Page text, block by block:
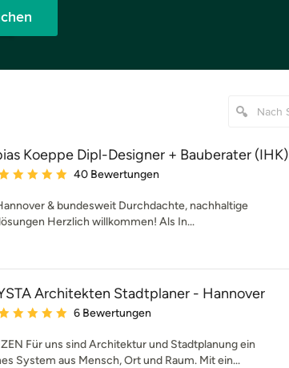
Koeppe Dipl-Designer + Bauberater (IHK)
Bewertung: 4.9 von 5 Sternen
40 Bewertungen
& bundesweit Durchdachte, nachhaltige
Herzlich willkommen! Als In...
Architekten Stadtplaner - Hannover
Bewertung: 5 von 5 Sternen
6 Bewertungen
Für uns sind Architektur und Stadtplanung ein
System aus Mensch, Ort und Raum. Mit ein...